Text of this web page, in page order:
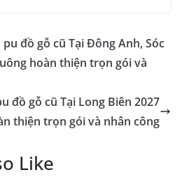
đồ gỗ cũ Tại Đông Anh, Sóc
hoàn thiện trọn gói và
đồ gỗ cũ Tại Long Biên 2027
thiện trọn gói và nhân công
Like